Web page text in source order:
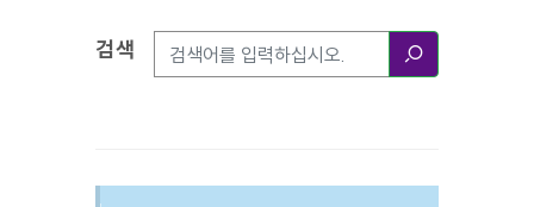
검색옵션
검색